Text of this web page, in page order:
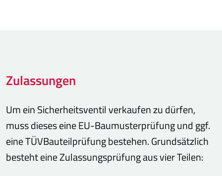
Zulassungen
Um ein Sicherheitsventil verkaufen zu dürfen,
muss dieses eine EU-Baumusterprüfung und ggf.
eine TÜVBauteilprüfung bestehen. Grundsätzlich
besteht eine Zulassungsprüfung aus vier Teilen: